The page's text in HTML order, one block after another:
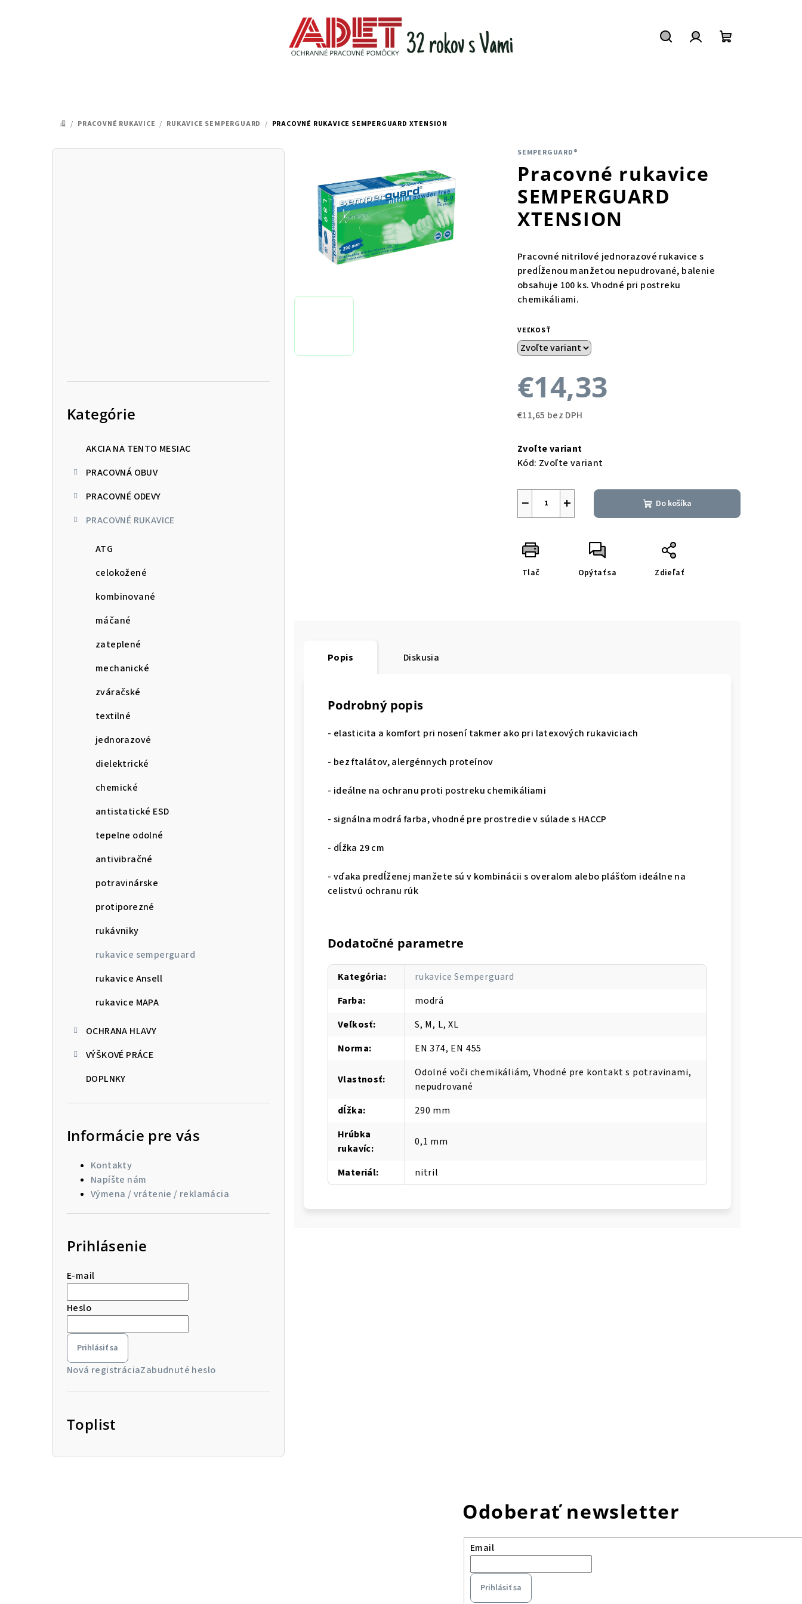
DOMOV
/ PRACOVNÉ RUKAVICE / RUKAVICE SEMPERGUARD / PRACOVNÉ RUKAVICE SEMPERGUARD XTENSION
B
Kategórie
AKCIA NA TENTO MESIAC
PRACOVNÁ OBUV
PRACOVNÉ ODEVY
PRACOVNÉ RUKAVICE
ATG
celokožené
kombinované
máčané
zateplené
mechanické
zváračské
textilné
jednorazové
dielektrické
chemické
antistatické ESD
tepelne odolné
antivibračné
potravinárske
protiporezné
rukávniky
rukavice semperguard
rukavice Ansell
rukavice MAPA
OCHRANA HLAVY
VÝŠKOVÉ PRÁCE
DOPLNKY
Informácie pre vás
Kontakty
Napíšte nám
Výmena / vrátenie / reklamácia
Prihlásenie
E-mail
Heslo
Prihlásiť sa
Nová registráciaZabudnuté heslo
Toplist
SEMPERGUARD®
Pracovné rukavice
SEMPERGUARD
XTENSION
Pracovné nitrilové jednorazové rukavice s
predĺženou manžetou nepudrované, balenie
obsahuje 100 ks. Vhodné pri postreku
chemikáliami.
VEĽKOSŤ
€14,33
€11,65 bez DPH
cena:
Zvoľte variant
Kód: Zvoľte variant
+
− Do košíka
Tlač Opýtať sa Zdieľať
Popis Diskusia
Podrobný popis
- elasticita a komfort pri nosení takmer ako pri latexových rukaviciach
- bez ftalátov, alergénnych proteínov
- ideálne na ochranu proti postreku chemikáliami
- signálna modrá farba, vhodné pre prostredie v súlade s HACCP
- dĺžka 29 cm
- vďaka predĺženej manžete sú v kombinácii s overalom alebo plášťom ideálne na
celistvú ochranu rúk
Dodatočné parametre
Kategória:
rukavice Semperguard
Farba:
modrá
Veľkosť:
S, M, L, XL
Norma: EN 374, EN 455
Vlastnosť:
Odolné voči chemikáliám, Vhodné pre kontakt s potravinami,
nepudrované
dĺžka:
290 mm
Hrúbka
rukavíc:
0,1 mm
Materiál: nitril
Odoberať newsletter
Email
Prihlásiť sa